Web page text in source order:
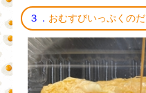
３． おむすびいっぷくの